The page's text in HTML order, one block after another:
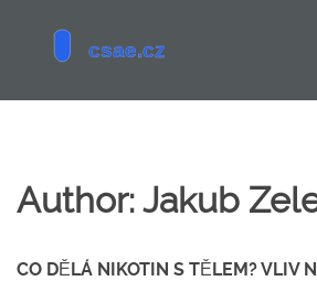
Author: Jakub
CO DĚLÁ NIKOTIN S TĚLEM? VLIV